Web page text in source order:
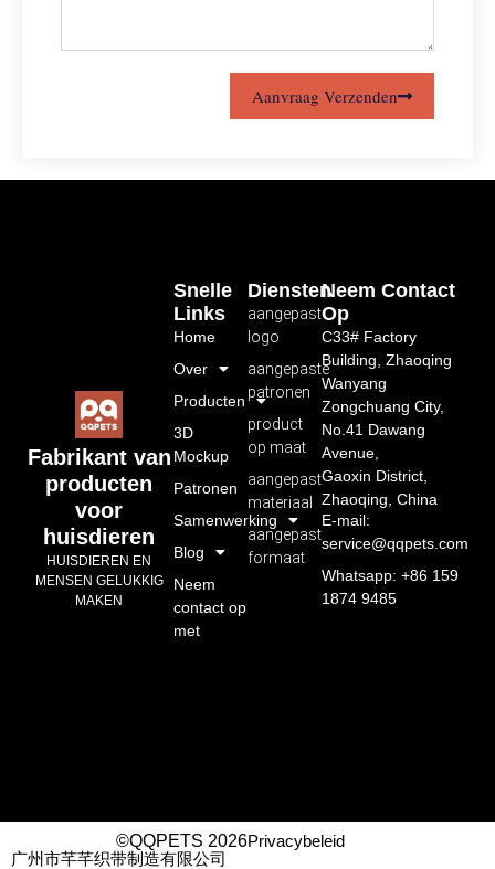
Aanvraag Verzenden
Fabrikant van
producten
voor
huisdieren
HUISDIEREN EN
MENSEN GELUKKIG
MAKEN
Diensten
aangepast
logo
aangepaste
patronen
product
op maat
aangepast
materiaal
aangepast
formaat
Snelle
Links
Home
Over
Producten
3D
Mockup
Patronen
Samenwerking
Blog
Neem
contact op
met
Neem Contact
Op
C33# Factory
Building, Zhaoqing
Wanyang
Zongchuang City,
No.41 Dawang
Avenue,
Gaoxin District,
Zhaoqing, China
E-mail:
service@qqpets.com
Whatsapp: +86 159
1874 9485
©QQPETS 2026Privacybeleid
广州市芊芊织带制造有限公司